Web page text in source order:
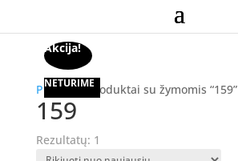
Pradžia/ Produktai su žymomis “159”
159
Rezultatų: 1
Akcija!
NETURIME